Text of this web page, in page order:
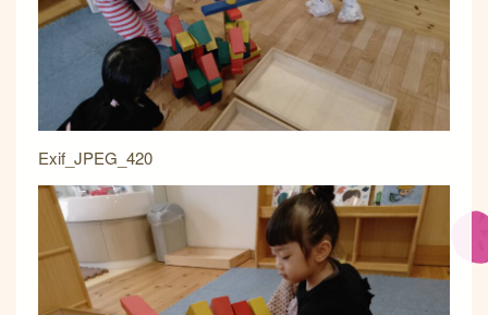
Exif_JPEG_420